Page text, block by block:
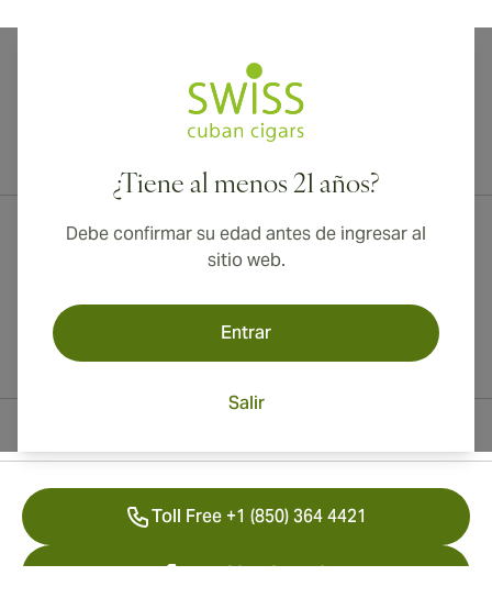
¿Tiene al menos 21 años?
Debe confirmar su edad antes de ingresar al
sitio web.
Entrar
Salir
Toll Free +1 (850) 364 4421
+41 22 518 44 43